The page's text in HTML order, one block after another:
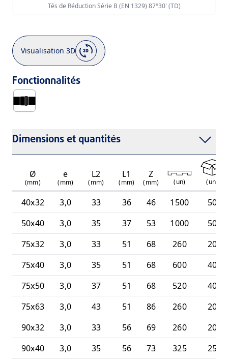
Tés de Réduction Série B (EN 1329) 87°30' (TD)
Visualisation 3D
Fonctionnalités
Dimensions et quantités
Ø
(mm)
e
(mm)
L2
(mm)
L1
(mm)
Z
(mm) (un) (un
40x32 3,0 33 36 46 1500
50
50x40
3,0 35 37 53 1000
50
75x32
3,0 33 51 68 260
20
75x40
3,0 35 51 68 600
40
75x50
3,0 37 51 68 520
40
75x63
3,0 43 51 86 260
20
90x32
3,0 33 56 69 260
20
90x40
3,0 35 56 73 325
25